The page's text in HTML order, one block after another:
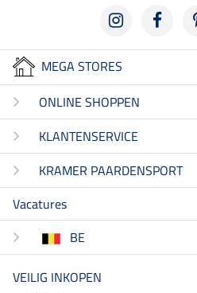
MEGA STORES
ONLINE SHOPPEN
KLANTENSERVICE
KRAMER PAARDENSPORT
Vacatures
BE
VEILIG INKOPEN